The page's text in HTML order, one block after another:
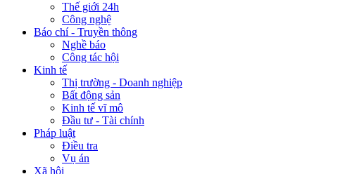
Thế giới 24h
Công nghệ
Báo chí - Truyền thông
Nghề báo
Công tác hội
Kinh tế
Thị trường - Doanh nghiệp
Bất động sản
Kinh tế vĩ mô
Đầu tư - Tài chính
Pháp luật
Điều tra
Vụ án
Xã hội